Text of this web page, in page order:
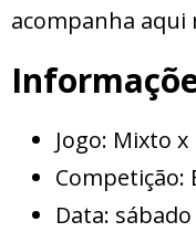
acompanha aqui
Jogo: Mixto x
Competição:
Data: sábado